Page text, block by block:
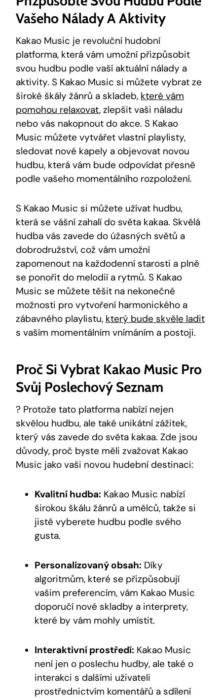
Vašeho​ Nálady A Aktivity
Kakao Music je revoluční hudobní
platforma, která vám umožní přizpůsobit
svou hudbu podle vaší aktuální⁣ nálady a
aktivity. S Kakao Music‌ si můžete vybrat ze
široké škály žánrů a skladeb, které vám
pomohou relaxovat, zlepšit vaši náladu
nebo vás⁢ nakopnout do akce. S Kakao
Music můžete vytvářet vlastní playlisty,
sledovat nové kapely a objevovat novou​
hudbu, která vám bude⁣ odpovídat přesně​
podle vašeho momentálního rozpoložení.
S Kakao Music si můžete užívat hudbu,
která se vášní zahalí do světa kakaa. Skvělá
hudba vás zavede do úžasných světů a
dobrodružství, což vám umožní
zapomenout na každodenní starosti a plně
se ⁣ponořit do melodií​ a rytmů. S Kakao
Music se můžete těšit na nekonečné
možnosti pro vytvoření harmonického a
zábavného playlistu, který bude skvěle ladit
s vaším momentálním vnímáním a postoji.
Proč ⁣si ‍vybrat Kakao Music Pro
Svůj Poslechový⁣ Seznam
? Protože tato⁤ platforma nabízí nejen
skvělou hudbu, ale‌ také unikátní zážitek,
který vás zavede do světa kakaa. Zde jsou
důvody, proč byste měli zvažovat Kakao
Music jako vaši novou hudební destinaci:
Kvalitní hudba: Kakao Music nabízí
širokou škálu žánrů a umělců, takže si
jistě vyberete hudbu podle svého
gusta.
Personalizovaný obsah: Díky
algoritmům, které se přizpůsobují
vašim preferencím, vám Kakao Music
‍doporučí nové skladby a interprety,
které by vám mohly umístit.
Interaktivní prostředí: Kakao Music
není jen o poslechu hudby, ale také o
interakci s dalšími uživateli
prostřednictvím komentářů ⁤a sdílení